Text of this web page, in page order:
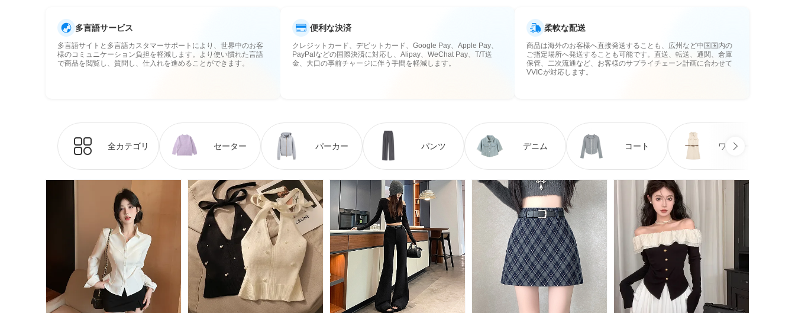
多言語サービス
多言語サイトと多言語カスタマーサポートにより、世界中のお客
様のコミュニケーション負担を軽減します。より使い慣れた言語
で商品を閲覧し、質問し、仕入れを進めることができます。
便利な決済
クレジットカード、デビットカード、Google Pay、Apple Pay、
PayPalなどの国際決済に対応し、Alipay、WeChat Pay、T/T送
金、大口の事前チャージに伴う手間を軽減します。
柔軟な配送
商品は海外のお客様へ直接発送することも、広州など中国国内の
ご指定場所へ発送することも可能です。直送、転送、通関、倉庫
保管、二次流通など、お客様のサプライチェーン計画に合わせて
VVICが対応します。
全カテゴリ セーター パーカー パンツ デニム コート ワンピース